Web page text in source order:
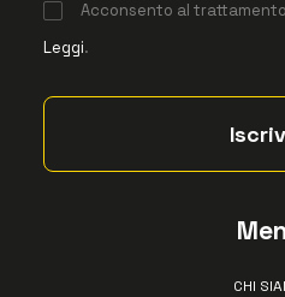
CHI
Acconsento al
Leggi.